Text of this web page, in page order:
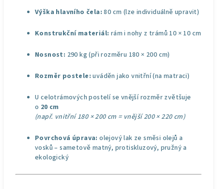
Výška hlavního čela: 80 cm (lze individuálně upravit)
Konstrukční materiál: rám i nohy z trámů 10 × 10 cm
Nosnost: 290 kg (při rozměru 180 × 200 cm)
Rozměr postele: uváděn jako vnitřní (na matraci)
U celotrámových postelí se vnější rozměr zvětšuje
o 20 cm
(např. vnitřní 180 × 200 cm = vnější 200 × 220 cm)
Povrchová úprava: olejový lak ze směsi olejů a
vosků – sametově matný, protiskluzový, pružný a
ekologický